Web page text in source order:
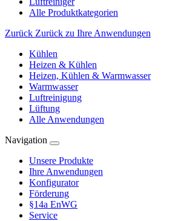
Alle Produktkategorien
Zurück Zurück zu Ihre Anwendungen
Kühlen
Heizen & Kühlen
Heizen, Kühlen & Warmwasser
Warmwasser
Luftreinigung
Lüftung
Alle Anwendungen
Navigation
Unsere Produkte
Ihre Anwendungen
Konfigurator
Förderung
§14a EnWG
Service